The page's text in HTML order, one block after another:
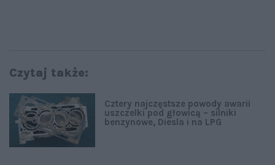
Czytaj także:
Cztery najczęstsze powody awarii
uszczelki pod głowicą – silniki
benzynowe, Diesla i na LPG